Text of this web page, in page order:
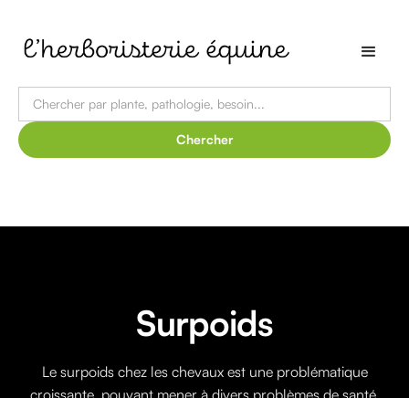
Surpoids
Le surpoids chez les chevaux est une problématique